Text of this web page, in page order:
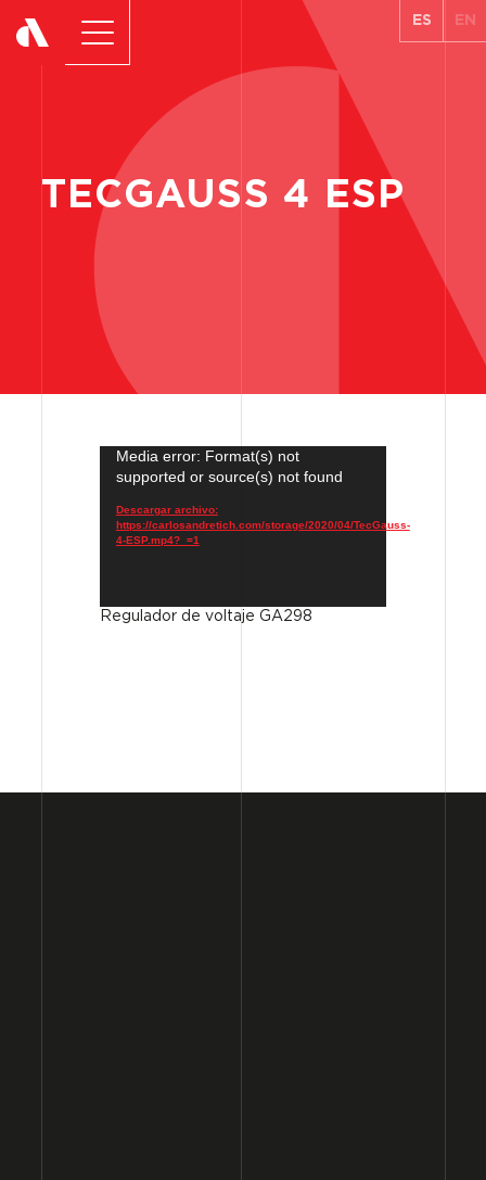
ES EN
TECGAUSS 4 ESP
Reproductor
de
vídeo
Media error: Format(s) not
supported or source(s) not found
Descargar archivo:
https://carlosandretich.com/storage/2020/04/TecGauss-
4-ESP.mp4?_=1
Regulador de voltaje GA298